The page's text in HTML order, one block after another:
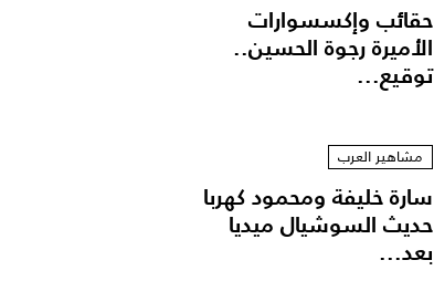
حقائب وإكسسوارات
الأميرة رجوة الحسين..
توقيع...
مشاهير العرب
سارة خليفة ومحمود كهربا
حديث السوشيال ميديا
بعد...